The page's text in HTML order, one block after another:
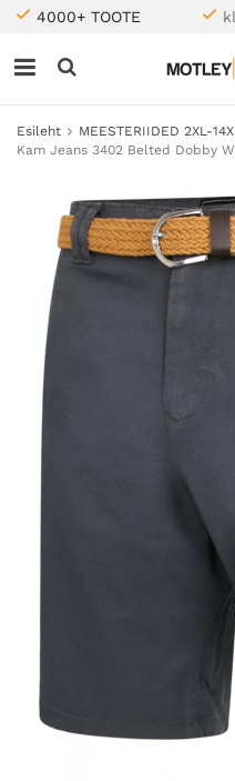
4000+ TOOTE
Esileht MEESTERIIDED 2XL-
Kam Jeans 3402 Belted Dobby